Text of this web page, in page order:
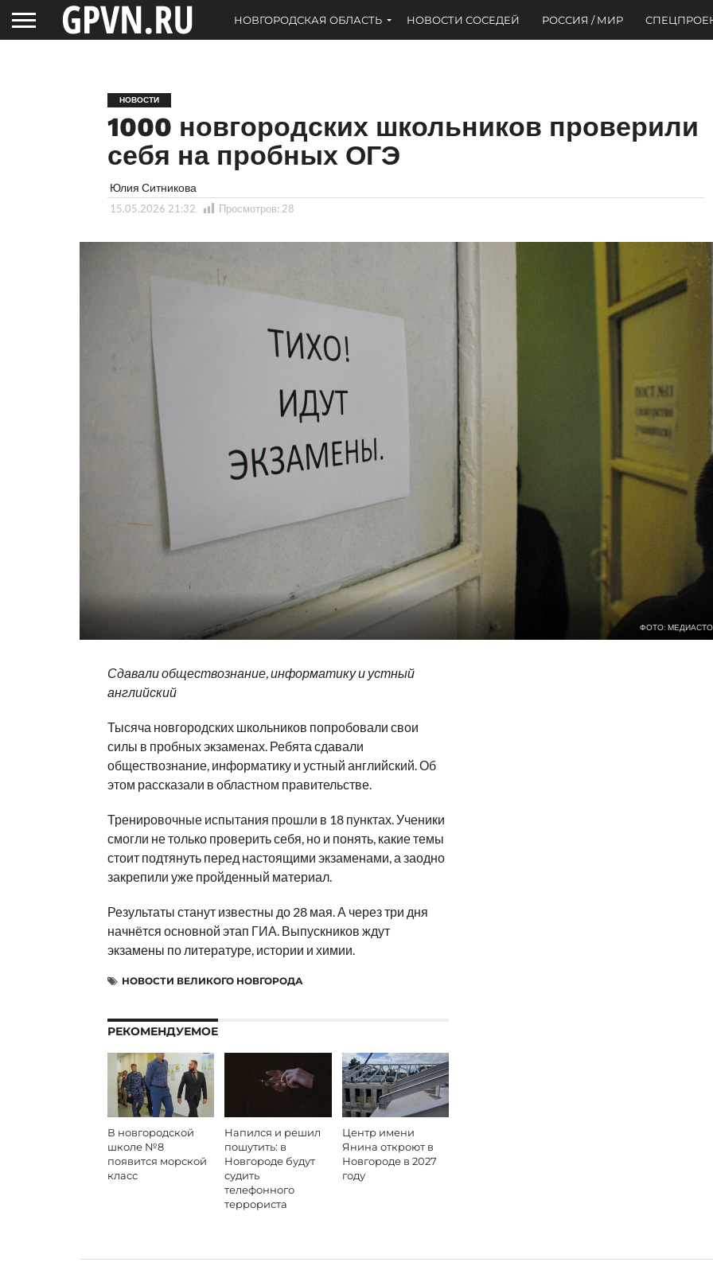
НОВГОРОДСКАЯ ОБЛАСТЬ НОВОСТИ СОСЕДЕЙ РОССИЯ / МИР
НОВОСТИ
1000 новгородских школьников проверили
себя на пробных ОГЭ
Юлия Ситникова
15.05.2026 21:32 Просмотров: 28
ФОТО:
Сдавали обществознание, информатику и устный
английский
Тысяча новгородских школьников попробовали свои
силы в пробных экзаменах. Ребята сдавали
обществознание, информатику и устный английский. Об
этом рассказали в областном правительстве.
Тренировочные испытания прошли в 18 пунктах. Ученики
смогли не только проверить себя, но и понять, какие темы
стоит подтянуть перед настоящими экзаменами, а заодно
закрепили уже пройденный материал.
Результаты станут известны до 28 мая. А через три дня
начнётся основной этап ГИА. Выпускников ждут
экзамены по литературе, истории и химии.
НОВОСТИ ВЕЛИКОГО НОВГОРОДА
РЕКОМЕНДУЕМОЕ
В новгородской
школе №8
появится морской
класс
Напился и решил
пошутить: в
Новгороде будут
судить
телефонного
террориста
Центр имени
Янина откроют в
Новгороде в 2027
году